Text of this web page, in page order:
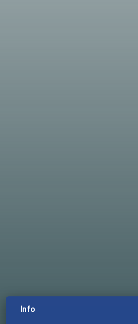
Info